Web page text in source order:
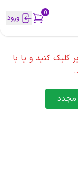
0 ورود
کنید و یا با